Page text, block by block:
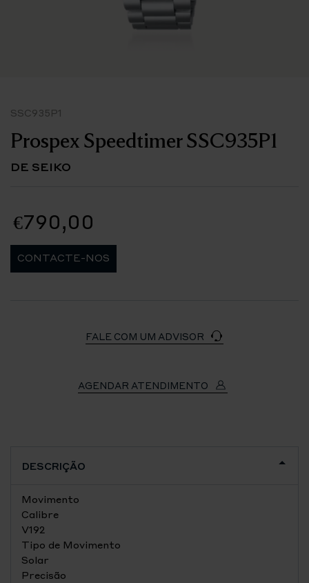
SSC935P1
Prospex Speedtimer SSC935P1
DE SEIKO
€790,00
CONTACTE-NOS
FALE COM UM ADVISOR
AGENDAR ATENDIMENTO
DESCRIÇÃO
Movimento
Calibre
V192
Tipo de Movimento
Solar
Precisão